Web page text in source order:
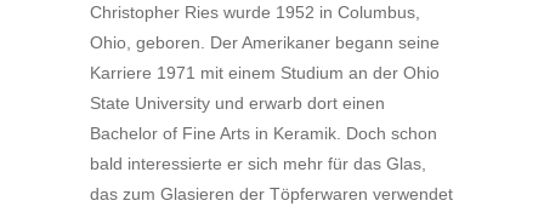
Christopher Ries wurde 1952 in Columbus,
Ohio, geboren. Der Amerikaner begann seine
Karriere 1971 mit einem Studium an der Ohio
State University und erwarb dort einen
Bachelor of Fine Arts in Keramik. Doch schon
bald interessierte er sich mehr für das Glas,
das zum Glasieren der Töpferwaren verwendet